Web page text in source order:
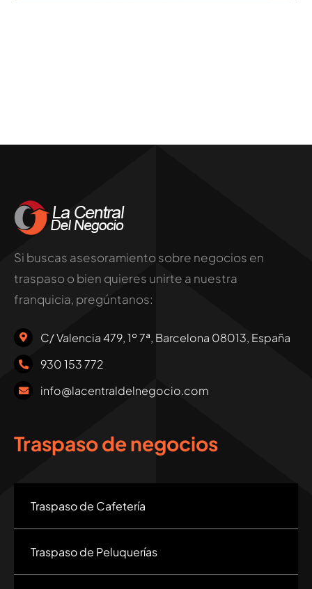
Si buscas asesoramiento sobre negocios en
traspaso o bien quieres unirte a nuestra
franquicia, pregúntanos:
C/ Valencia 479, 1º 7ª, Barcelona 08013, España
930 153 772
info@lacentraldelnegocio.com
Traspaso de negocios
Traspaso de Cafetería
Traspaso de Peluquerías